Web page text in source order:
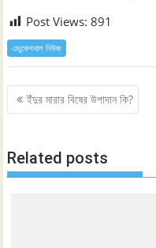
Post Views: 891
এডুকেশনাল নিউজ
Post
navigation
ইঁদুর মারার বিষের উপাদান কি?
Related posts